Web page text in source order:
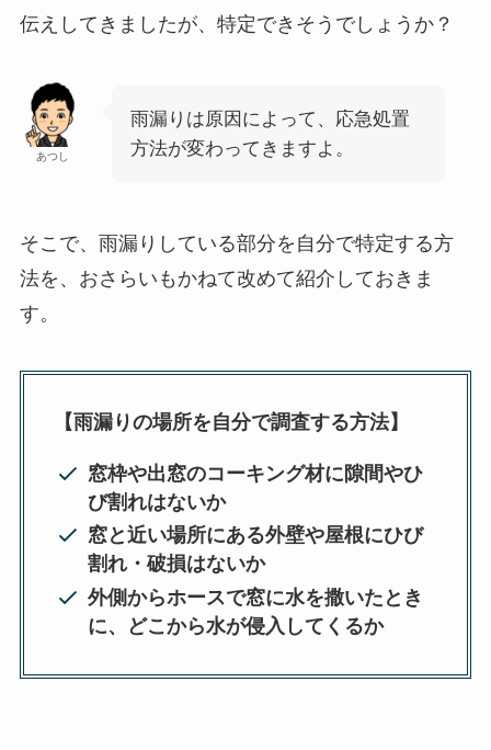
伝えしてきましたが、特定できそうでしょうか？
あつし
雨漏りは原因によって、応急処置
方法が変わってきますよ。
そこで、雨漏りしている部分を自分で特定する方
法を、おさらいもかねて改めて紹介しておきま
す。
【雨漏りの場所を自分で調査する方法】
窓枠や出窓のコーキング材に隙間やひ
び割れはないか
窓と近い場所にある外壁や屋根にひび
割れ・破損はないか
外側からホースで窓に水を撒いたとき
に、どこから水が侵入してくるか